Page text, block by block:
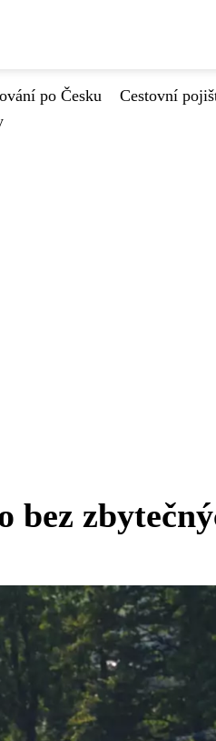
po Česku Cestovní
bez